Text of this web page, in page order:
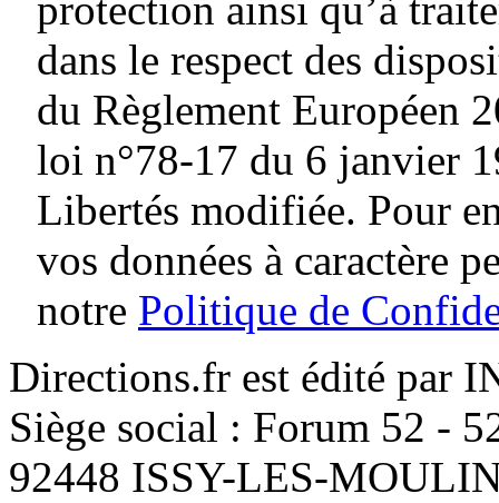
protection ainsi qu’à
dans le respect des
du Règlement Européen
loi n°78-17 du 6 janvier
Libertés modifiée. Pour
vos données à caractère
notre Politique de
Directions.fr est édité par
Siège social : Forum 52 -
92448 ISSY-LES-